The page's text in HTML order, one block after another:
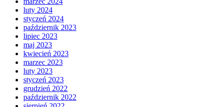
luty 2024
styczeń 2024
październik 2023
lipiec 2023
maj 2023
kwiecień 2023
marzec 2023
luty 2023
styczeń 2023
grudzień 2022
październik 2022